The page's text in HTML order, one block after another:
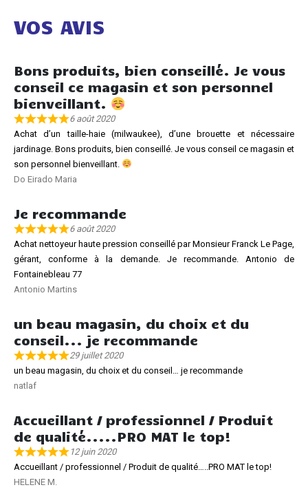
VOS AVIS
Bons produits, bien conseillé. Je vous
conseil ce magasin et son personnel
bienveillant.
6 août 2020
Achat d’un taille-haie (milwaukee), d’une brouette et nécessaire
jardinage. Bons produits, bien conseillé. Je vous conseil ce magasin et
son personnel bienveillant.
Do Eirado Maria
Je recommande
6 août 2020
Achat nettoyeur haute pression conseillé par Monsieur Franck Le Page,
gérant, conforme à la demande. Je recommande. Antonio de
Fontainebleau 77
Antonio Martins
un beau magasin, du choix et du
conseil... je recommande
29 juillet 2020
un beau magasin, du choix et du conseil… je recommande
natlaf
Accueillant / professionnel / Produit
de qualité.....PRO MAT le top!
12 juin 2020
Accueillant / professionnel / Produit de qualité…..PRO MAT le top!
HELENE M.